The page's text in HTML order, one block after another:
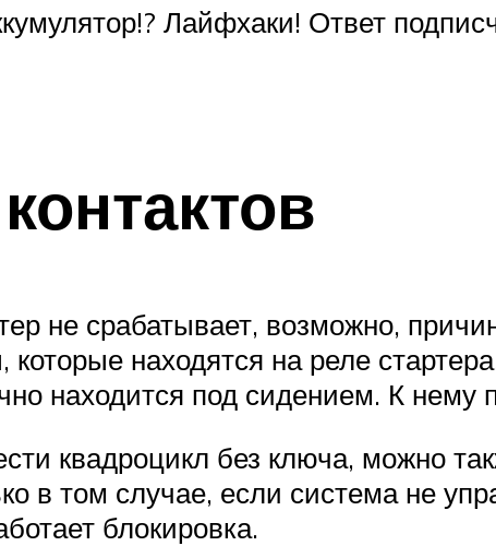
Лайфхаки! Ответ
не срабатывает, возможно,
находятся на реле
находится под сидением. К нему
квадроцикл без ключа, можно
в том случае, если система не
блокировка.